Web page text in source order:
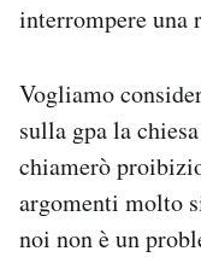
interrompere una
Vogliamo
sulla gpa la
chiamerò
argomenti molto
noi non è un